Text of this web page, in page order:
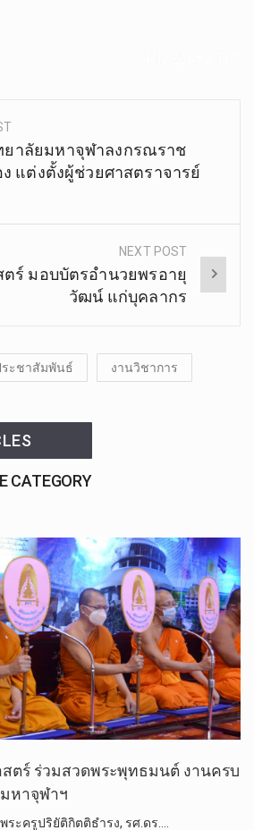
ยาลัยมหาจุฬาลงกรณราช
ง แต่งตั้งผู้ช่วยศาสตราจารย์
NEXT POST
ร์ มอบบัตรอำนวยพรอายุ
วัฒน์ แก่บุคลากร
ะชาสัมพันธ์ งานวิชาการ
CATEGORY
ร์​ ร่วมสวดพระ​พุทธมนต์​ งานครบ
หาจุฬาฯ
ะครู​ปริยัติ​กิตติ​ธำรง, รศ.ดร.​…